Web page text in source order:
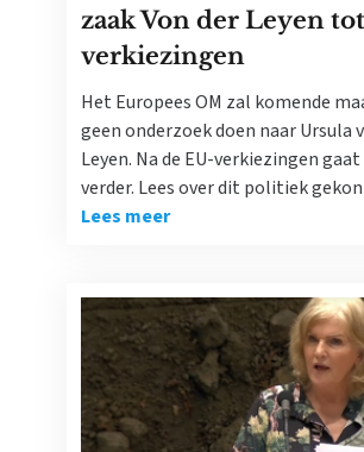
zaak Von der Leyen
verkiezingen
Het Europees OM zal komende
geen onderzoek doen naar Ursula
Leyen. Na de EU-verkiezingen
verder. Lees over dit politiek
Lees meer